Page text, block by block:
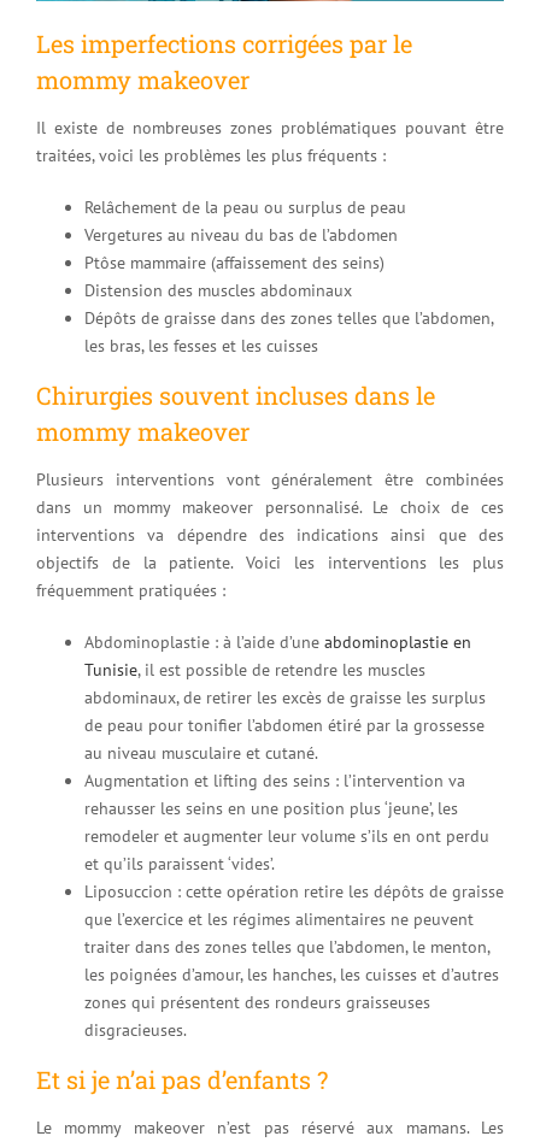
Les imperfections corrigées par le
mommy makeover
Il existe de nombreuses zones problématiques pouvant être
traitées, voici les problèmes les plus fréquents :
Relâchement de la peau ou surplus de peau
Vergetures au niveau du bas de l’abdomen
Ptôse mammaire (affaissement des seins)
Distension des muscles abdominaux
Dépôts de graisse dans des zones telles que l’abdomen,
les bras, les fesses et les cuisses
Chirurgies souvent incluses dans le
mommy makeover
Plusieurs interventions vont généralement être combinées
dans un mommy makeover personnalisé. Le choix de ces
interventions va dépendre des indications ainsi que des
objectifs de la patiente. Voici les interventions les plus
fréquemment pratiquées :
Abdominoplastie : à l’aide d’une abdominoplastie en
Tunisie, il est possible de retendre les muscles
abdominaux, de retirer les excès de graisse les surplus
de peau pour tonifier l’abdomen étiré par la grossesse
au niveau musculaire et cutané.
Augmentation et lifting des seins : l’intervention va
rehausser les seins en une position plus ‘jeune’, les
remodeler et augmenter leur volume s’ils en ont perdu
et qu’ils paraissent ‘vides’.
Liposuccion : cette opération retire les dépôts de graisse
que l’exercice et les régimes alimentaires ne peuvent
traiter dans des zones telles que l’abdomen, le menton,
les poignées d’amour, les hanches, les cuisses et d’autres
zones qui présentent des rondeurs graisseuses
disgracieuses.
Et si je n’ai pas d’enfants ?
Le mommy makeover n’est pas réservé aux mamans. Les